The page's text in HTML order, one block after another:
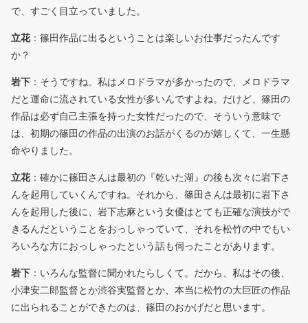
で、すごく目立っていました。
立花：篠田作品に出るということは楽しいお仕事だったんです
か？
岩下 ：そうですね。私はメロドラマが多かったので、メロドラマ
だと運命に流されている女性が多いんですよね。だけど、篠田の
作品は必ず自己主張を持った女性だったので、そういう意味で
は、初期の篠田の作品の出演のお話がくるのが嬉しくて、一生懸
命やりました。
立花：確かに篠田さんは最初の『乾いた湖』の後も次々に岩下さ
んを起用していくんですね。それから、篠田さんは最初に岩下さ
んを起用した後に、岩下志麻という女優はとても正確な演技がで
きるんだということをおっしゃっていて、それを松竹の中でもい
ろいろな方におっしゃったという話も伺ったことがあります。
岩下 ：いろんな監督に聞かれたらしくて。だから、私はその後、
小津安二郎監督とか渋谷実監督とか、本当に松竹の大巨匠の作品
に出られることができたのは、篠田のおかげだと思います。